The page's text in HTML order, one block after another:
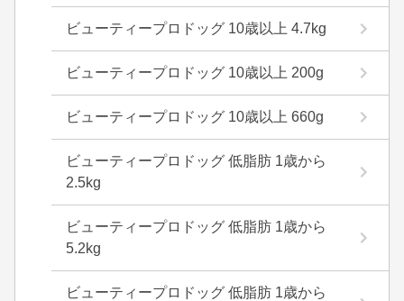
ビューティープロドッグ 10歳以上 4.7kg
ビューティープロドッグ 10歳以上 200g
ビューティープロドッグ 10歳以上 660g
ビューティープロドッグ 低脂肪 1歳から
2.5kg
ビューティープロドッグ 低脂肪 1歳から
5.2kg
ビューティープロドッグ 低脂肪 1歳から